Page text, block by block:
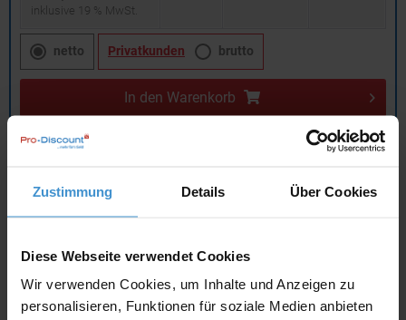
Zustimmung Details Über Cookies
Diese Webseite verwendet Cookies
Wir verwenden Cookies, um Inhalte und Anzeigen zu
personalisieren, Funktionen für soziale Medien anbieten
inklusive 19 % MwSt.
netto Privatkunden brutto
In den Warenkorb
Individuelle Anfrage
Artikel mit Werbeanbringung: ca. 10 Werktage